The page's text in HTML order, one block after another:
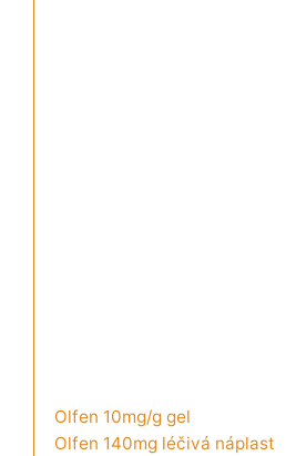
Olfen 10mg/g gel
Olfen 140mg léčivá náplast